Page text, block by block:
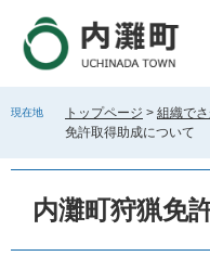
す
し
現在地 トップページ > 組織で
免許取得助成について
内灘町狩猟免